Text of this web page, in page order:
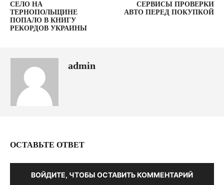
СЕЛО НА
ТЕРНОПОЛЬЩИНЕ
ПОПАЛО В КНИГУ
РЕКОРДОВ УКРАИНЫ
СЕРВИСЫ ПРОВЕРКИ
АВТО ПЕРЕД ПОКУПКОЙ
admin
ОСТАВЬТЕ ОТВЕТ
ВОЙДИТЕ, ЧТОБЫ ОСТАВИТЬ КОММЕНТАРИЙ